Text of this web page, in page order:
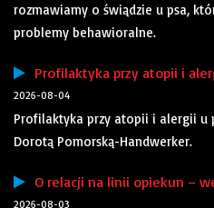
rozmawiamy o świądzie u psa,
problemy behawioralne.
Profilaktyka przy atopii i
2026-08-04
Profilaktyka przy atopii i alergii u
Dorotą Pomorską-Handwerker.
O relacji na linii opiekun –
2026-08-03